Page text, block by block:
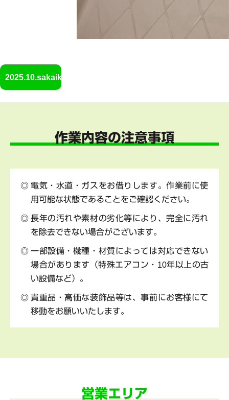
2025.10.sakaik9
作業内容の注意事項
電気・水道・ガスをお借りします。作業前に使
用可能な状態であることをご確認ください。
長年の汚れや素材の劣化等により、完全に汚れ
を除去できない場合がございます。
一部設備・機種・材質によっては対応できない
場合があります（特殊エアコン・10年以上の古
い設備など）。
貴重品・高価な装飾品等は、事前にお客様にて
移動をお願いいたします。
営業エリア